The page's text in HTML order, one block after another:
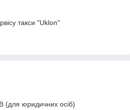
такси "Uklon"
(для юридичних осіб)